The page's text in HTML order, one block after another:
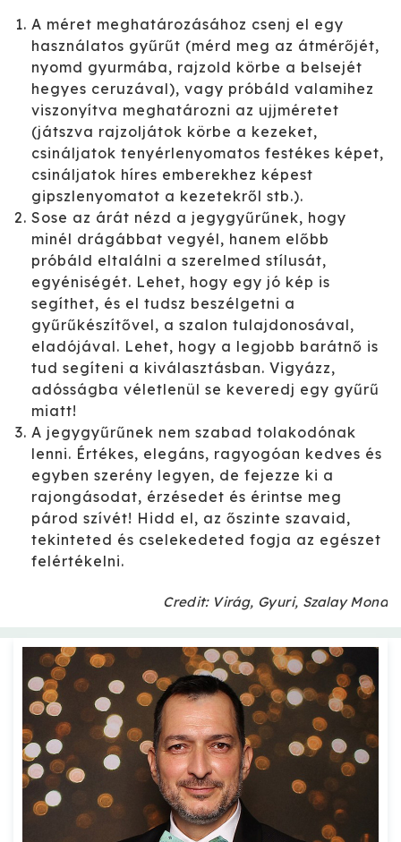
A méret meghatározásához csenj el egy
használatos gyűrűt (mérd meg az átmérőjét,
nyomd gyurmába, rajzold körbe a belsejét
hegyes ceruzával), vagy próbáld valamihez
viszonyítva meghatározni az ujjméretet
(játszva rajzoljátok körbe a kezeket,
csináljatok tenyérlenyomatos festékes képet,
csináljatok híres emberekhez képest
gipszlenyomatot a kezetekről stb.).
Sose az árát nézd a jegygyűrűnek, hogy
minél drágábbat vegyél, hanem előbb
próbáld eltalálni a szerelmed stílusát,
egyéniségét. Lehet, hogy egy jó kép is
segíthet, és el tudsz beszélgetni a
gyűrűkészítővel, a szalon tulajdonosával,
eladójával. Lehet, hogy a legjobb barátnő is
tud segíteni a kiválasztásban. Vigyázz,
adósságba véletlenül se keveredj egy gyűrű
miatt!
A jegygyűrűnek nem szabad tolakodónak
lenni. Értékes, elegáns, ragyogóan kedves és
egyben szerény legyen, de fejezze ki a
rajongásodat, érzésedet és érintse meg
párod szívét! Hidd el, az őszinte szavaid,
tekinteted és cselekedeted fogja az egészet
felértékelni.
Credit: Virág, Gyuri, Szalay Mona